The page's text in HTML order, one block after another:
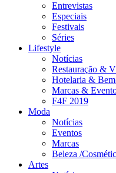
Entrevistas
Especiais
Festivais
Séries
Lifestyle
Notícias
Restauração &
Hotelaria &
Marcas &
F4F 2019
Moda
Notícias
Eventos
Marcas
Beleza /
Artes